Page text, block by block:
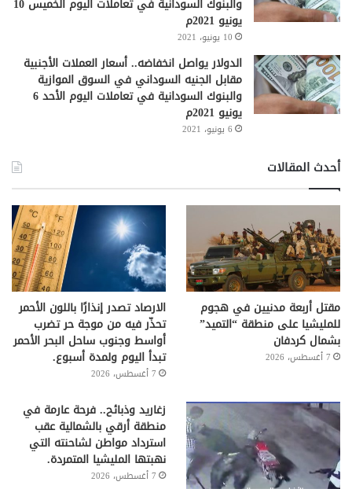
يونيو 2021م
10 يونيو، 2021
الدولار يواصل انخفاضه.. أسعار العملات الأجنبية
مقابل الجنيه السوداني في السوق الموازية
والبنوك السودانية في تعاملات اليوم الأحد 6
يونيو 2021م
6 يونيو، 2021
أحدث المقالات
مقتل أربعة مدنيين في هجوم
للمليشيا على منطقة “التميد”
بشمال كردفان
7 أغسطس، 2026
الارصاد تصدر إنذارًا باللون الأحمر
تحذّر فيه من موجة حر تضرب
أواسط وجنوب ساحل البحر الأحمر
تبدأ اليوم ولمدة أسبوع.
7 أغسطس، 2026
زغاريد وذبائح.. فرحة عارمة في
منطقة أرقي بالشمالية عقب
استرداد مواطن لشاحنته التي
نهبتها المليشيا المتمردة.
7 أغسطس، 2026